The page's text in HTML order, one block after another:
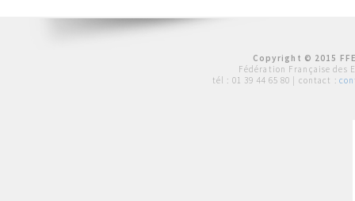
Copyright © 2015
Fédération Française des
tél : 01 39 44 65 80 | contact :